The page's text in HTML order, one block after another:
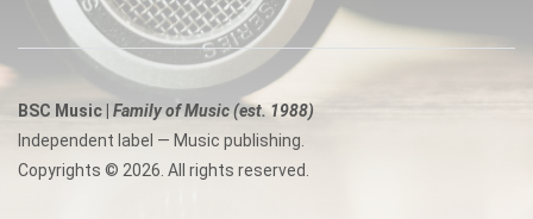
BSC Music | Family of Music (est. 1988)
Independent label — Music publishing.
Copyrights © 2026. All rights reserved.